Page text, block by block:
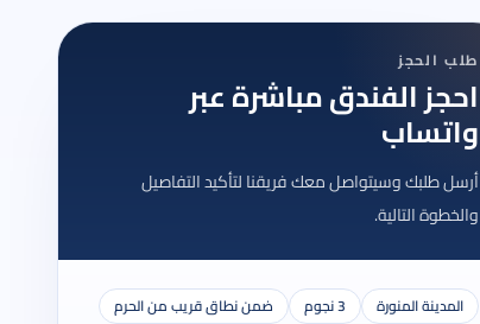
طلب الحجز
احجز الفندق مباشرة عبر
واتساب
أرسل طلبك وسيتواصل معك فريقنا لتأكيد التفاصيل
والخطوة التالية.
المدينة المنورة 3 نجوم
ضمن نطاق قريب من الحرم